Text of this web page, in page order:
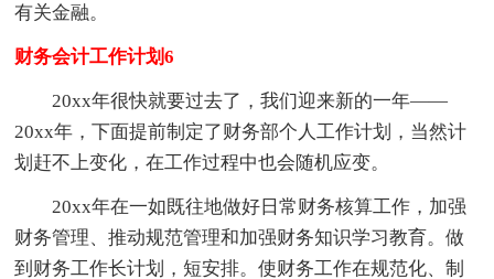
有关金融。
财务会计工作计划6
20xx年很快就要过去了，我们迎来新的一年——
20xx年，下面提前制定了财务部个人工作计划，当然计
划赶不上变化，在工作过程中也会随机应变。
20xx年在一如既往地做好日常财务核算工作，加强
财务管理、推动规范管理和加强财务知识学习教育。做
到财务工作长计划，短安排。使财务工作在规范化、制